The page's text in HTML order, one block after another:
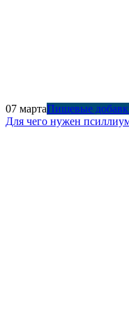
07 мартаПищевые
Для чего нужен